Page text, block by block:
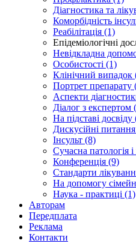
Діагностика та
Коморбідність
Реабілітація (1)
Епідеміологічні
Невідкладна
Особистості (1)
Клінічний випадок
Портрет препарату
Аспекти
Діалог з експертом
На підставі досвіду
Дискусійні
Інсульт (8)
Сучасна патологія
Конференція (9)
Стандарти
На допомогу
Наука - практиці (1)
Авторам
Передплата
Реклама
Контакти